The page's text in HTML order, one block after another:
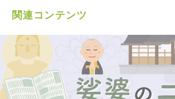
関連コンテンツ